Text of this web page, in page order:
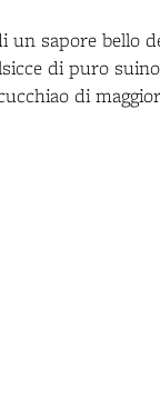
un sapore bello
di puro
di